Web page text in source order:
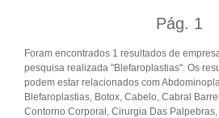
Pág. 1
Foram encontrados 1 resultados de
pesquisa realizada "Blefaroplastias". Os
podem estar relacionados com
Blefaroplastias, Botox, Cabelo, Cabral
Contorno Corporal, Cirurgia Das